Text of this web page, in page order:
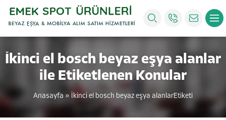
İkinci el bosch beyaz eşya alanlar
ile Etiketlenen Konular
Anasayfa » İkinci el bosch beyaz eşya alanlarEtiketi